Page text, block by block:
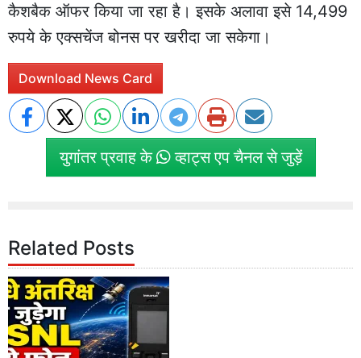
कैशबैक ऑफर किया जा रहा है। इसके अलावा इसे 14,499
रुपये के एक्सचेंज बोनस पर खरीदा जा सकेगा।
Download News Card
युगांतर प्रवाह के व्हाट्स एप चैनल से जुड़ें
Related Posts